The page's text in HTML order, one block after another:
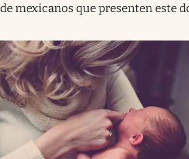
de mexicanos que presenten este